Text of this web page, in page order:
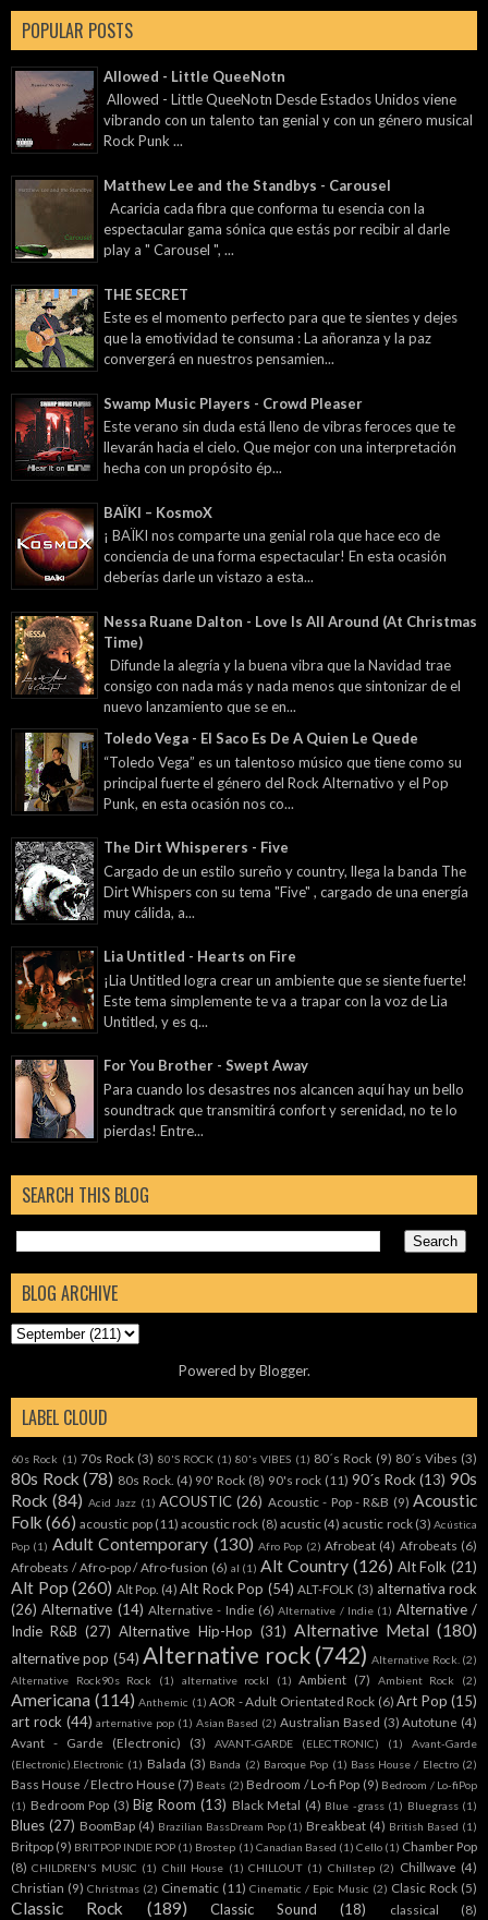
POPULAR POSTS
Allowed - Little QueeNotn
Allowed - Little QueeNotn Desde Estados Unidos viene
vibrando con un talento tan genial y con un género musical
Rock Punk ...
Matthew Lee and the Standbys - Carousel
Acaricia cada fibra que conforma tu esencia con la
espectacular gama sónica que estás por recibir al darle
play a " Carousel ", ...
THE SECRET
Este es el momento perfecto para que te sientes y dejes
que la emotividad te consuma : La añoranza y la paz
convergerá en nuestros pensamien...
Swamp Music Players - Crowd Pleaser
Este verano sin duda está lleno de vibras feroces que te
llevarán hacia el cielo. Que mejor con una interpretación
hecha con un propósito ép...
BAÏKI – KosmoX
¡ BAÏKI nos comparte una genial rola que hace eco de
conciencia de una forma espectacular! En esta ocasión
deberías darle un vistazo a esta...
Nessa Ruane Dalton - Love Is All Around (At Christmas
Time)
Difunde la alegría y la buena vibra que la Navidad trae
consigo con nada más y nada menos que sintonizar de el
nuevo lanzamiento que se en...
Toledo Vega - El Saco Es De A Quien Le Quede
“Toledo Vega” es un talentoso músico que tiene como su
principal fuerte el género del Rock Alternativo y el Pop
Punk, en esta ocasión nos co...
The Dirt Whisperers - Five
Cargado de un estilo sureño y country, llega la banda The
Dirt Whispers con su tema "Five" , cargado de una energía
muy cálida, a...
Lia Untitled - Hearts on Fire
¡Lia Untitled logra crear un ambiente que se siente fuerte!
Este tema simplemente te va a trapar con la voz de Lia
Untitled, y es q...
For You Brother - Swept Away
Para cuando los desastres nos alcancen aquí hay un bello
soundtrack que transmitirá confort y serenidad, no te lo
pierdas! Entre...
SEARCH THIS BLOG
BLOG ARCHIVE
Powered byBlogger.
LABEL CLOUD
60s Rock (1) 70s Rock (3) 80'S ROCK (1) 80's VIBES (1) 80´s Rock (9) 80´s Vibes (3)
80s Rock (78) 80s Rock. (4) 90' Rock (8) 90's rock (11) 90´s Rock (13) 90s
Rock (84) Acid Jazz (1) ACOUSTIC (26) Acoustic - Pop - R&B (9) Acoustic
Folk (66) acoustic pop (11) acoustic rock (8) acustic (4) acustic rock (3) Acústica
Pop (1) Adult Contemporary (130) Afro Pop (2) Afrobeat (4) Afrobeats (6)
Afrobeats / Afro-pop / Afro-fusion (6) al (1) Alt Country (126) Alt Folk (21)
Alt Pop (260) Alt Pop. (4) Alt Rock Pop (54) ALT-FOLK (3) alternativa rock
(26) Alternative (14) Alternative - Indie (6) Alternative / Indie (1) Alternative /
Indie R&B (27) Alternative Hip-Hop (31) Alternative Metal (180)
alternative pop (54) Alternative rock (742) Alternative Rock. (2)
Alternative Rock90s Rock
(1) alternative rockl (1) Ambient (7) Ambient Rock (2)
Americana (114) Anthemic (1) AOR - Adult Orientated Rock (6) Art Pop (15)
art rock (44) arternative pop (1) Asian Based (2) Australian Based (3) Autotune (4)
Avant - Garde (Electronic)
(3) AVANT-GARDE (ELECTRONIC) (1)
Avant-Garde
(Electronic).Electronic (1) Balada (3) Banda (2) Baroque Pop (1) Bass House / Electro (2)
Bass House / Electro House (7) Beats (2) Bedroom / Lo-fi Pop (9) Bedroom / Lo-fiPop
(1) Bedroom Pop (3) Big Room (13) Black Metal (4) Blue -grass (1) Bluegrass (1)
Blues (27) BoomBap (4) Brazilian BassDream Pop (1) Breakbeat (4) British Based (1)
Britpop (9) BRITPOP INDIE POP (1) Brostep (1) Canadian Based (1) Cello (1) Chamber Pop
(8) CHILDREN'S MUSIC (1) Chill House (1) CHILLOUT (1) Chillstep (2) Chillwave (4)
Christian (9) Christmas (2) Cinematic (11) Cinematic / Epic Music (2) Clasic Rock (5)
Classic Rock (189) Classic Sound (18) classical (8)